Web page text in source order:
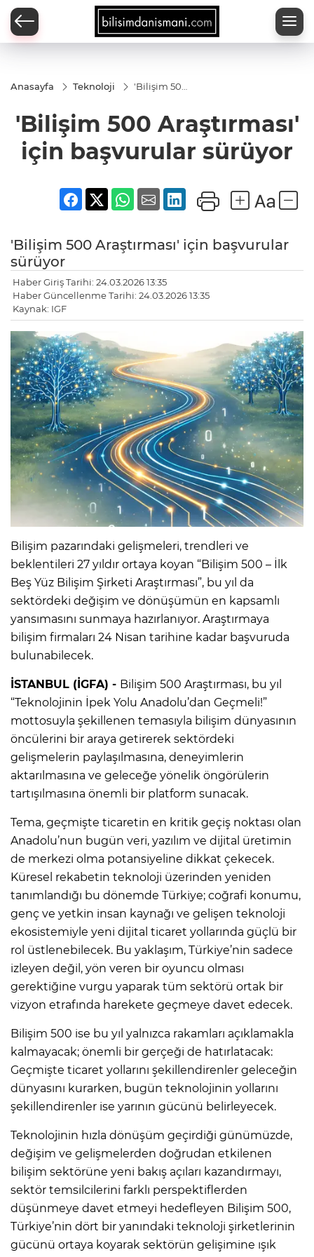
Anasayfa Teknoloji
'Bilişim 500
başvurular
sürüyor
'Bilişim 500 Araştırması'
için başvurular sürüyor
'Bilişim 500 Araştırması' için başvurular
sürüyor
Haber Giriş Tarihi: 24.03.2026 13:35
Haber Güncellenme Tarihi: 24.03.2026 13:35
Kaynak: IGF
Bilişim pazarındaki gelişmeleri, trendleri ve
beklentileri 27 yıldır ortaya koyan “Bilişim 500 – İlk
Beş Yüz Bilişim Şirketi Araştırması”, bu yıl da
sektördeki değişim ve dönüşümün en kapsamlı
yansımasını sunmaya hazırlanıyor. Araştırmaya
bilişim firmaları 24 Nisan tarihine kadar başvuruda
bulunabilecek.
İSTANBUL (İGFA) - Bilişim 500 Araştırması, bu yıl
“Teknolojinin İpek Yolu Anadolu’dan Geçmeli!”
mottosuyla şekillenen temasıyla bilişim dünyasının
öncülerini bir araya getirerek sektördeki
gelişmelerin paylaşılmasına, deneyimlerin
aktarılmasına ve geleceğe yönelik öngörülerin
tartışılmasına önemli bir platform sunacak.
Tema, geçmişte ticaretin en kritik geçiş noktası olan
Anadolu’nun bugün veri, yazılım ve dijital üretimin
de merkezi olma potansiyeline dikkat çekecek.
Küresel rekabetin teknoloji üzerinden yeniden
tanımlandığı bu dönemde Türkiye; coğrafi konumu,
genç ve yetkin insan kaynağı ve gelişen teknoloji
ekosistemiyle yeni dijital ticaret yollarında güçlü bir
rol üstlenebilecek. Bu yaklaşım, Türkiye’nin sadece
izleyen değil, yön veren bir oyuncu olması
gerektiğine vurgu yaparak tüm sektörü ortak bir
vizyon etrafında harekete geçmeye davet edecek.
Bilişim 500 ise bu yıl yalnızca rakamları açıklamakla
kalmayacak; önemli bir gerçeği de hatırlatacak:
Geçmişte ticaret yollarını şekillendirenler geleceğin
dünyasını kurarken, bugün teknolojinin yollarını
şekillendirenler ise yarının gücünü belirleyecek.
Teknolojinin hızla dönüşüm geçirdiği günümüzde,
değişim ve gelişmelerden doğrudan etkilenen
bilişim sektörüne yeni bakış açıları kazandırmayı,
sektör temsilcilerini farklı perspektiflerden
düşünmeye davet etmeyi hedefleyen Bilişim 500,
Türkiye’nin dört bir yanındaki teknoloji şirketlerinin
gücünü ortaya koyarak sektörün gelişimine ışık